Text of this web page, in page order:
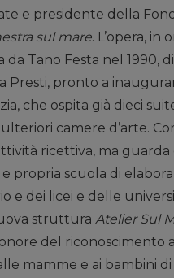
e presidente della
sul mare. L’opera,
Tano Festa nel 1990,
Presti, pronto a
che ospita già dieci
camere d’arte.
ricettiva, ma guarda
propria scuola di
e dei licei e delle
struttura Atelier Sul
del riconoscimento
mamme e ai bambini